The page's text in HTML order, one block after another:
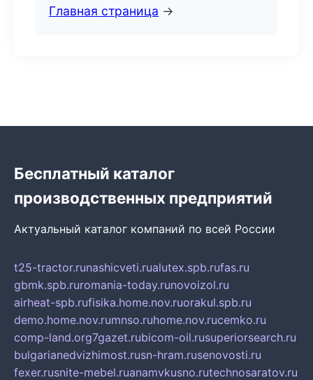
Главная страница →
Бесплатный каталог
производственных предприятий
Актуальный каталог компаний по всей России
t25-tractor.runashicveti.rualutex.spb.rufas.ru
gbmk.spb.ruromania-today.runovoizol.ru
airheat-spb.rufisika.home.nov.ruorakul.spb.ru
demo.home.nov.rumnso.ruhome.nov.rucemko.ru
comp-land.org7gazet.rubicom-oil.rusuperiorsearch.ru
bulgarianedvizhimost.rusn-hram.rusenovosti.ru
fexer.rusnite-mebel.ruanamvkusno.rutechnosaratov.ru